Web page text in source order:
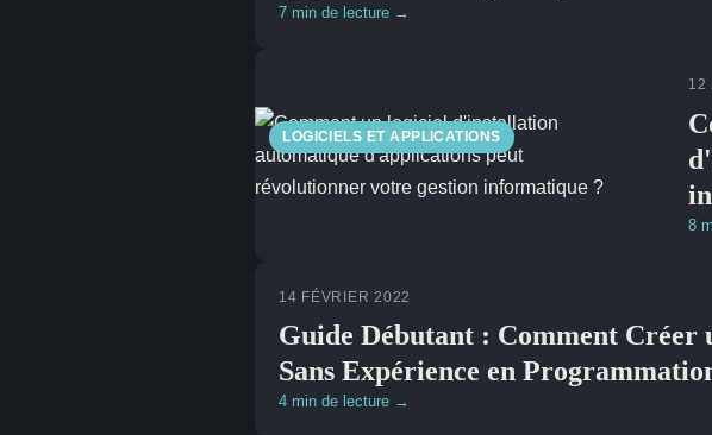
7 min de lecture →
LOGICIELS ET APPLICATIONS
12
8
14 FÉVRIER 2022
Guide Débutant : Comment Créer
Sans Expérience en
4 min de lecture →